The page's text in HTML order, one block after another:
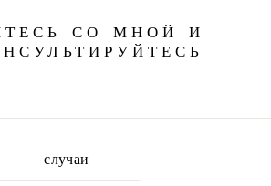
СО МНОЙ И
случаи